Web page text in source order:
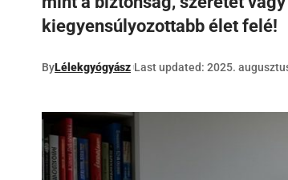
kiegyensúlyozottabb élet felé!
ByLélekgyógyász Last updated: 2025.